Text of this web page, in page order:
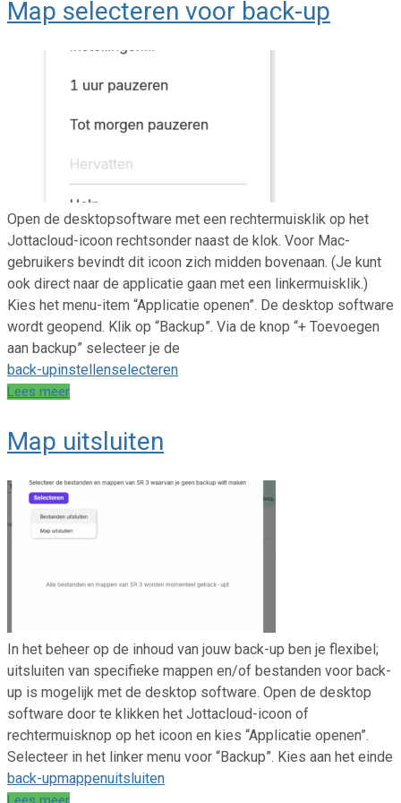
Map selecteren voor back-up
Open de desktopsoftware met een rechtermuisklik op het
Jottacloud-icoon rechtsonder naast de klok. Voor Mac-
gebruikers bevindt dit icoon zich midden bovenaan. (Je kunt
ook direct naar de applicatie gaan met een linkermuisklik.)
Kies het menu-item “Applicatie openen”. De desktop software
wordt geopend. Klik op “Backup”. Via de knop “+ Toevoegen
aan backup” selecteer je de
back-upinstellenselecteren
Lees meer
Map uitsluiten
In het beheer op de inhoud van jouw back-up ben je flexibel;
uitsluiten van specifieke mappen en/of bestanden voor back-
up is mogelijk met de desktop software. Open de desktop
software door te klikken het Jottacloud-icoon of
rechtermuisknop op het icoon en kies “Applicatie openen”.
Selecteer in het linker menu voor “Backup”. Kies aan het einde
back-upmappenuitsluiten